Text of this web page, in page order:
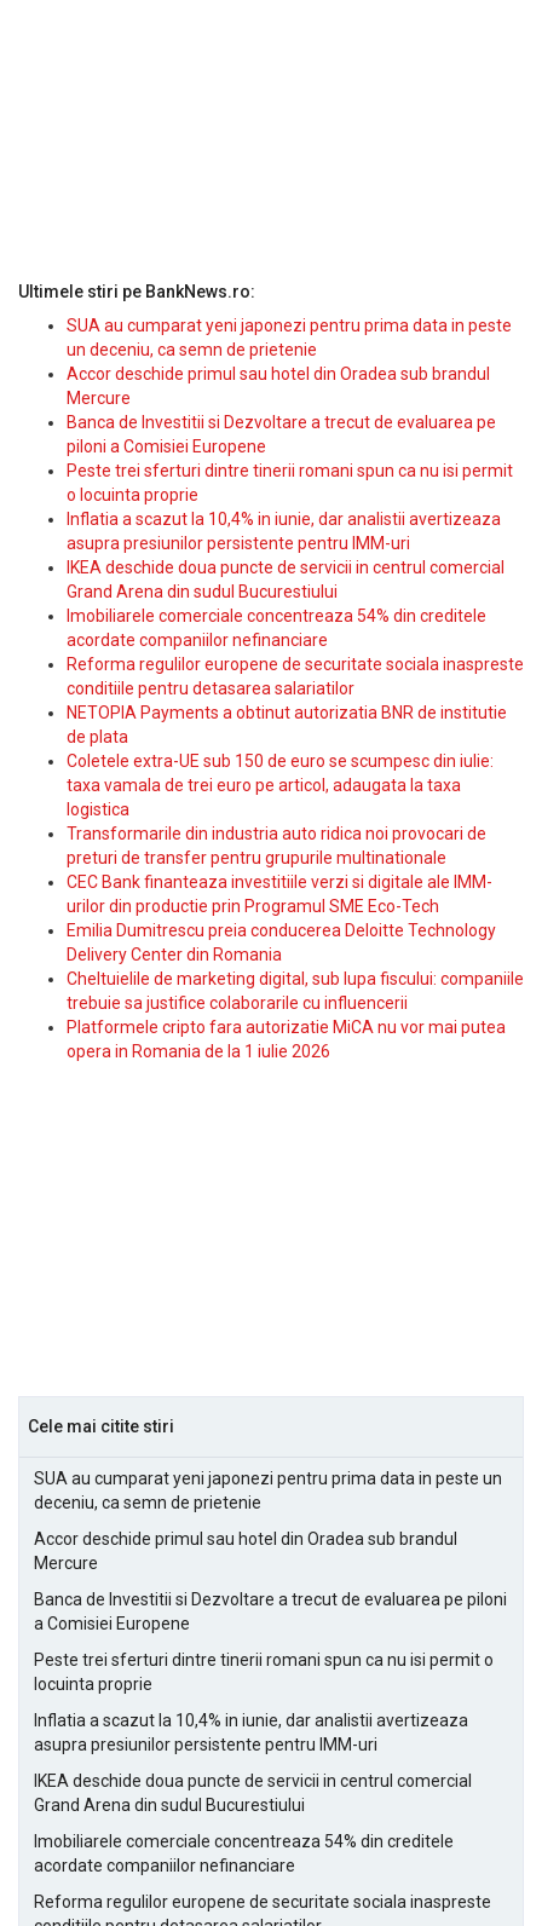
Ultimele stiri pe BankNews.ro:
SUA au cumparat yeni japonezi pentru prima data in peste
un deceniu, ca semn de prietenie
Accor deschide primul sau hotel din Oradea sub brandul
Mercure
Banca de Investitii si Dezvoltare a trecut de evaluarea pe
piloni a Comisiei Europene
Peste trei sferturi dintre tinerii romani spun ca nu isi permit
o locuinta proprie
Inflatia a scazut la 10,4% in iunie, dar analistii avertizeaza
asupra presiunilor persistente pentru IMM-uri
IKEA deschide doua puncte de servicii in centrul comercial
Grand Arena din sudul Bucurestiului
Imobiliarele comerciale concentreaza 54% din creditele
acordate companiilor nefinanciare
Reforma regulilor europene de securitate sociala inaspreste
conditiile pentru detasarea salariatilor
NETOPIA Payments a obtinut autorizatia BNR de institutie
de plata
Coletele extra-UE sub 150 de euro se scumpesc din iulie:
taxa vamala de trei euro pe articol, adaugata la taxa
logistica
Transformarile din industria auto ridica noi provocari de
preturi de transfer pentru grupurile multinationale
CEC Bank finanteaza investitiile verzi si digitale ale IMM-
urilor din productie prin Programul SME Eco-Tech
Emilia Dumitrescu preia conducerea Deloitte Technology
Delivery Center din Romania
Cheltuielile de marketing digital, sub lupa fiscului: companiile
trebuie sa justifice colaborarile cu influencerii
Platformele cripto fara autorizatie MiCA nu vor mai putea
opera in Romania de la 1 iulie 2026
Cele mai citite stiri
SUA au cumparat yeni japonezi pentru prima data in peste un
deceniu, ca semn de prietenie
Accor deschide primul sau hotel din Oradea sub brandul
Mercure
Banca de Investitii si Dezvoltare a trecut de evaluarea pe piloni
a Comisiei Europene
Peste trei sferturi dintre tinerii romani spun ca nu isi permit o
locuinta proprie
Inflatia a scazut la 10,4% in iunie, dar analistii avertizeaza
asupra presiunilor persistente pentru IMM-uri
IKEA deschide doua puncte de servicii in centrul comercial
Grand Arena din sudul Bucurestiului
Imobiliarele comerciale concentreaza 54% din creditele
acordate companiilor nefinanciare
Reforma regulilor europene de securitate sociala inaspreste